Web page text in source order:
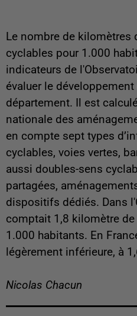
Le nombre de kilomètres
cyclables pour 1.000
indicateurs de
évaluer le
département. Il est
nationale des
en compte sept types
cyclables, voies vertes,
aussi doubles-sens
partagées,
dispositifs dédiés. Dans
comptait 1,8 kilomètre
1.000 habitants. En
légèrement inférieure, à
Nicolas Chacun